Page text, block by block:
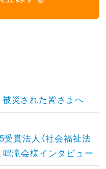
災された皆さまへ
賞法人（社会福祉法
鳴滝会様インタビュー